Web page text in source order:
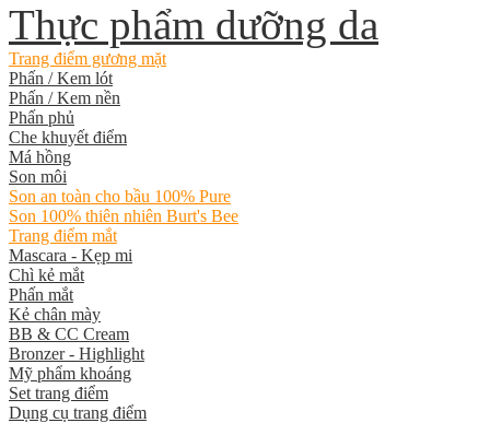
Thực phẩm dưỡng da
Trang điểm gương mặt
Phấn / Kem lót
Phấn / Kem nền
Phấn phủ
Che khuyết điểm
Má hồng
Son môi
Son an toàn cho bầu 100% Pure
Son 100% thiên nhiên Burt's Bee
Trang điểm mắt
Mascara - Kẹp mi
Chì kẻ mắt
Phấn mắt
Kẻ chân mày
BB & CC Cream
Bronzer - Highlight
Mỹ phẩm khoáng
Set trang điểm
Dụng cụ trang điểm